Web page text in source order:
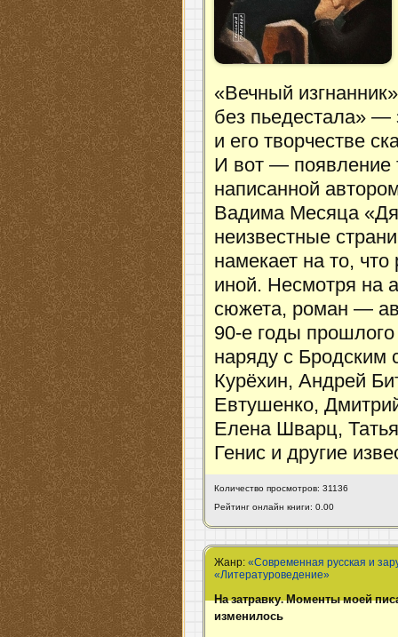
«Вечный
без пьедестала» —
и его творчестве
И вот — появление
написанной
Вадима Месяца
неизвестные
намекает на то,
иной. Несмотря на
сюжета, роман —
90-е годы
наряду с Бродским
Курёхин, Андрей
Евтушенко,
Елена Шварц,
Генис и другие
Количество просмотров: 31136
Рейтинг онлайн книги: 0.00
Жанр:«Современная русская и
«Литературоведение»
На затравку. Моменты моей
изменилось